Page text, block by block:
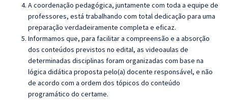
A coordenação pedagógica, juntamente com toda a equipe de
professores, está trabalhando com total dedicação para uma
preparação verdadeiramente completa e eficaz.
Informamos que, para facilitar a compreensão e a absorção
dos conteúdos previstos no edital, as videoaulas de
determinadas disciplinas foram organizadas com base na
lógica didática proposta pelo(a) docente responsável, e não
de acordo com a ordem dos tópicos do conteúdo
programático do certame.